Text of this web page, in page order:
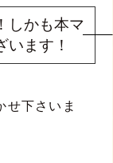
しかも本マ
います！
せ下さいま